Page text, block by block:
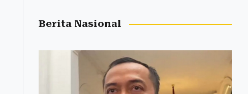
Berita Nasional